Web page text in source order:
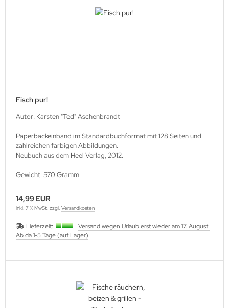
Fisch pur!
Autor: Karsten "Ted" Aschenbrandt
Paperbackeinband im Standardbuchformat mit 128 Seiten und
zahlreichen farbigen Abbildungen.
Neubuch aus dem Heel Verlag, 2012.
Gewicht: 570 Gramm
14,99 EUR
inkl. 7 % MwSt. zzgl. Versandkosten
Lieferzeit:
Versand wegen Urlaub erst wieder am 17. August.
Ab da 1-5 Tage (auf Lager)